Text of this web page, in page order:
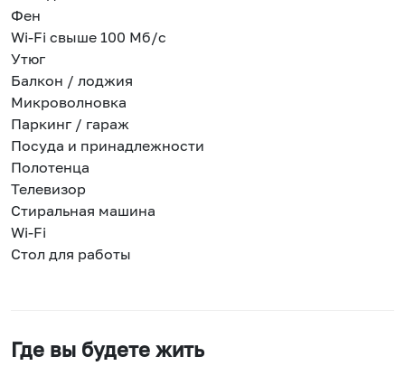
Фен
Wi-Fi свыше 100 Мб/с
Утюг
Балкон / лоджия
Микроволновка
Паркинг / гараж
Посуда и принадлежности
Полотенца
Телевизор
Стиральная машина
Wi-Fi
Стол для работы
Где вы будете жить